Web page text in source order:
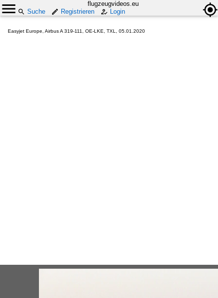
flugzeugvideos.eu
Suche
Registrieren Login
Easyjet Europe, Airbus A 319-111, OE-LKE, TXL, 05.01.2020